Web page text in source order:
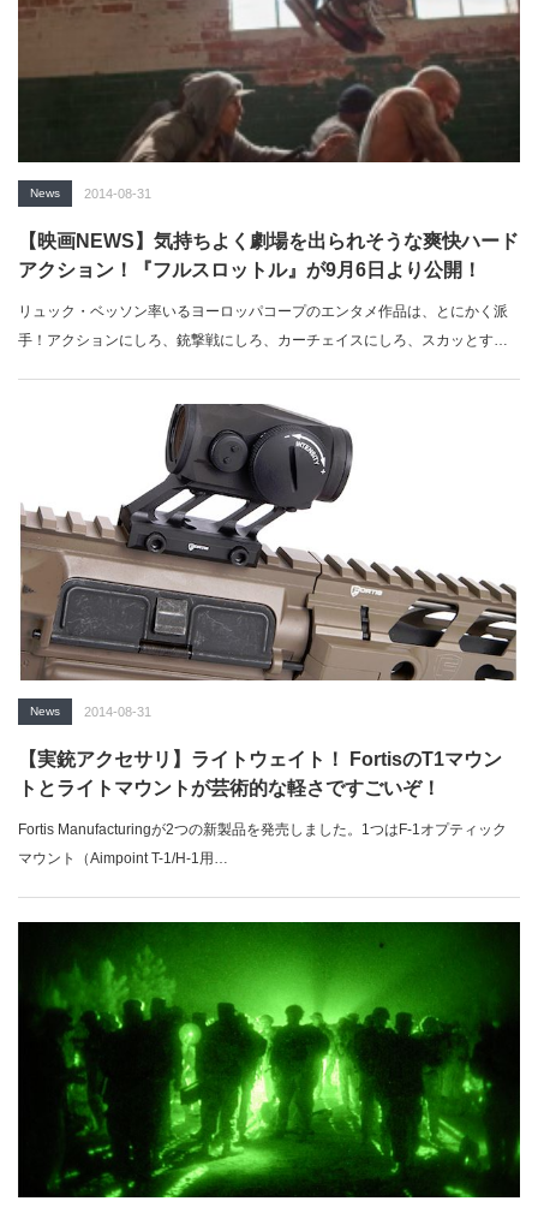
News 2014-08-31
【映画NEWS】気持ちよく劇場を出られそうな爽快ハード
アクション！『フルスロットル』が9月6日より公開！
リュック・ベッソン率いるヨーロッパコープのエンタメ作品は、とにかく派
手！アクションにしろ、銃撃戦にしろ、カーチェイスにしろ、スカッとする
News 2014-08-31
【実銃アクセサリ】ライトウェイト！ FortisのT1マウン
トとライトマウントが芸術的な軽さですごいぞ！
Fortis Manufacturingが2つの新製品を発売しました。1つはF-1オプティック
マウント（Aimpoint T-1/H-1用…